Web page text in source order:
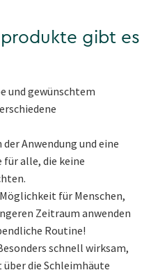
gibt es
und gewünschtem
der Anwendung und eine
alle, die keine
für Menschen,
Zeitraum anwenden
Routine!
schnell wirksam,
die Schleimhäute